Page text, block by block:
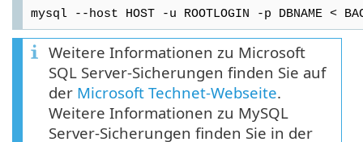
mysql --host HOST -u ROOTLOGIN -p DBNAME <
Weitere Informationen zu Microsoft
SQL Server-Sicherungen finden Sie auf
der Microsoft Technet-Webseite.
Weitere Informationen zu MySQL
Server-Sicherungen finden Sie in der